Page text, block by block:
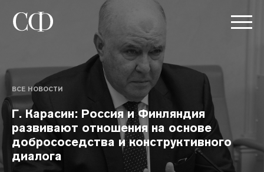
ВСЕ НОВОСТИ
Г. Карасин: Россия и Финляндия
развивают отношения на основе
добрососедства и конструктивного
диалога